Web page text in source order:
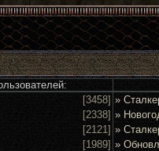
[3458]
[2338]
[2121]
[1989]
»
»